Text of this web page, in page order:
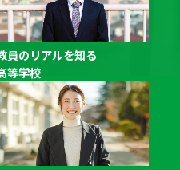
採用候補者選考（８年度採
号一覧及び「大学３年生前
掲載は終了しました。
け小学校の一日を体験する
します。
員のリアルを知る
等学校